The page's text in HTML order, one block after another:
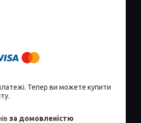
Тепер ви можете купити
за домовленістю